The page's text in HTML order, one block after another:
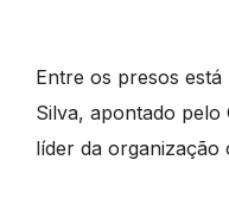
Entre os presos está
Silva, apontado pelo
líder da organização